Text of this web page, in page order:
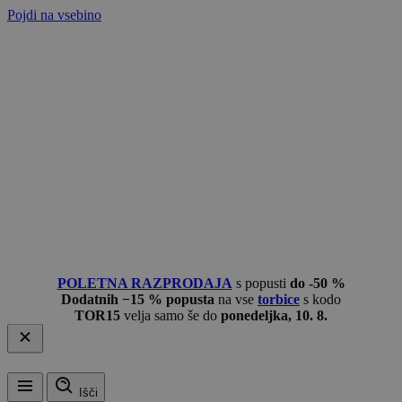
Pojdi na vsebino
POLETNA RAZPRODAJA s popusti do -50 %
Dodatnih −15 % popusta na vse torbice s kodo
TOR15 velja samo še do ponedeljka, 10. 8.
Išči